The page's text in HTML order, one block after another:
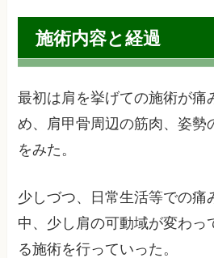
施術内容と経過
最初は肩を挙げての施術が痛
め、肩甲骨周辺の筋肉、姿勢
をみた。
少しづつ、日常生活等での痛
中、少し肩の可動域が変わっ
る施術を行っていった。